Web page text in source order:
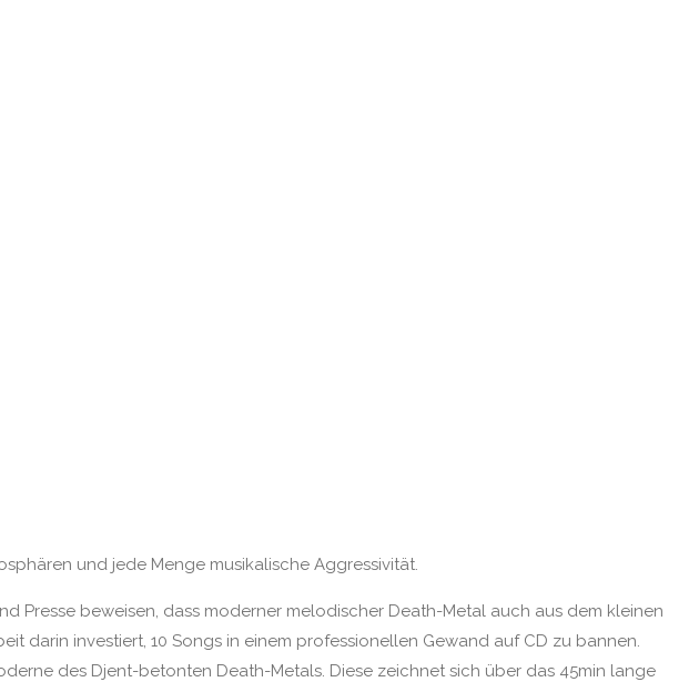
und jede Menge musikalische Aggressivität.
Presse beweisen, dass moderner melodischer Death-Metal auch aus dem kleinen
darin investiert, 10 Songs in einem professionellen Gewand auf CD zu bannen.
des Djent-betonten Death-Metals. Diese zeichnet sich über das 45min lange